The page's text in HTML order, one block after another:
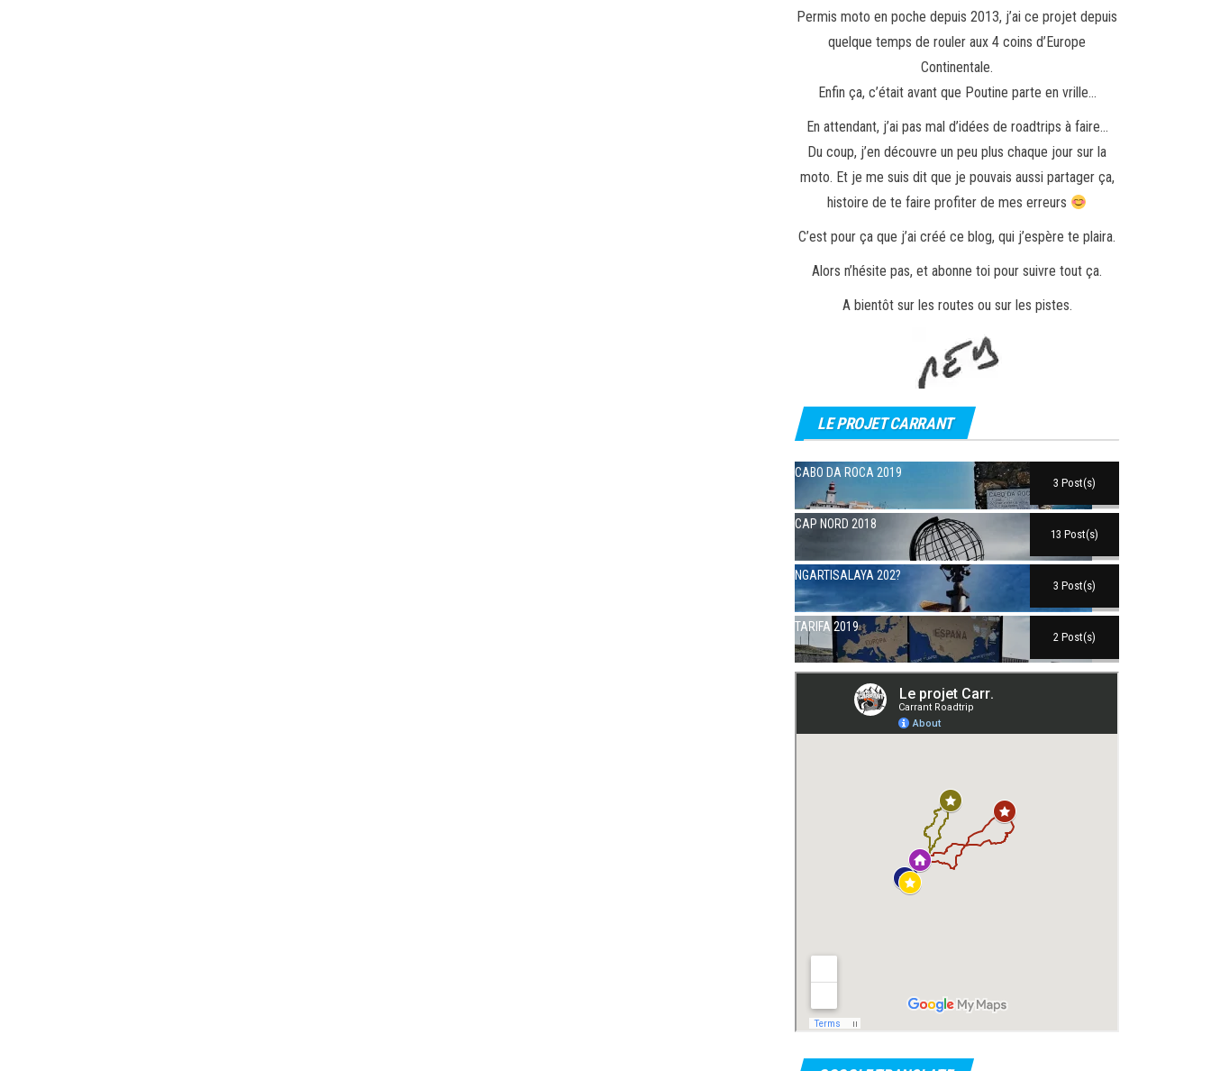
Permis moto en poche depuis 2013, j’ai ce projet depuis
quelque temps de rouler aux 4 coins d’Europe
Continentale.
Enfin ça, c’était avant que Poutine parte en vrille…
En attendant, j’ai pas mal d’idées de roadtrips à faire…
Du coup, j’en découvre un peu plus chaque jour sur la
moto. Et je me suis dit que je pouvais aussi partager ça,
histoire de te faire profiter de mes erreurs
C’est pour ça que j’ai créé ce blog, qui j’espère te plaira.
Alors n’hésite pas, et abonne toi pour suivre tout ça.
A bientôt sur les routes ou sur les pistes.
LE PROJET CARRANT
CABO DA ROCA 2019
3 Post(s)
CAP NORD 2018
13 Post(s)
NGARTISALAYA 202?
3 Post(s)
TARIFA 2019
2 Post(s)